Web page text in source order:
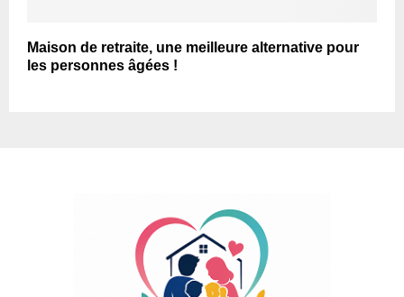
Maison de retraite, une meilleure alternative pour
les personnes âgées !